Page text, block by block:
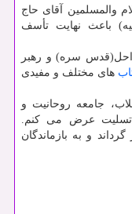
والمسلمین آقای حاج
باعث نهایت تأسف
راحل(قدس سره) و رهبر
های مختلف و مفیدی
جامعه روحانیت و
عرض می كنم.
و به بازماندگان